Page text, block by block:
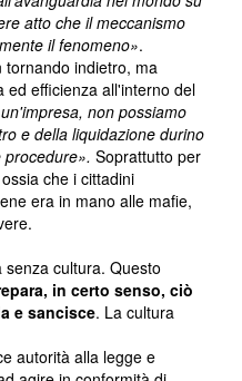
atto che il meccanismo
il fenomeno».
tornando indietro, ma
ed efficienza all'interno del
non possiamo
e della liquidazione durino
Soprattutto per
ossia che i cittadini
era in mano alle mafie,
cultura. Questo
in certo senso, ciò
e sancisce. La cultura
autorità alla legge e